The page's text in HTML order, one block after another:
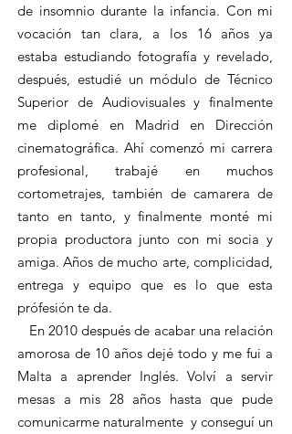
de insomnio durante la infancia. Con mi
vocación tan clara, a los 16 años ya
estaba estudiando fotografía y revelado,
después, estudié un módulo de Técnico
Superior de Audiovisuales y finalmente
me diplomé en Madrid en Dirección
cinematográfica. Ahí comenzó mi carrera
profesional, trabajé en muchos
cortometrajes, también de camarera de
tanto en tanto, y finalmente monté mi
propia productora junto con mi socia y
amiga. Años de mucho arte, complicidad,
entrega y equipo que es lo que esta
prófesión te da.
En 2010 después de acabar una relación
amorosa de 10 años dejé todo y me fui a
Malta a aprender Inglés. Volví a servir
mesas a mis 28 años hasta que pude
comunicarme naturalmente y conseguí un